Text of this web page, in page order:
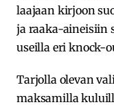
laajaan kirjoon
ja raaka-aineisiin
useilla eri knock-
Tarjolla olevan
maksamilla